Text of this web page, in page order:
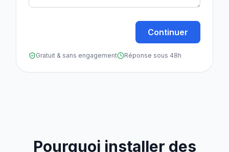
Continuer
Gratuit & sans engagement Réponse sous 48h
Pourquoi installer des